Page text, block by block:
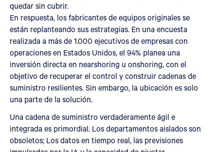
quedar sin cubrir.
En respuesta, los fabricantes de equipos originales se
están replanteando sus estrategias. En una encuesta
realizada a más de 1.000 ejecutivos de empresas con
operaciones en Estados Unidos, el 94% planea una
inversión directa en nearshoring u onshoring, con el
objetivo de recuperar el control y construir cadenas de
suministro resilientes. Sin embargo, la ubicación es solo
una parte de la solución.
Una cadena de suministro verdaderamente ágil e
integrada es primordial. Los departamentos aislados son
obsoletos; Los datos en tiempo real, las previsiones